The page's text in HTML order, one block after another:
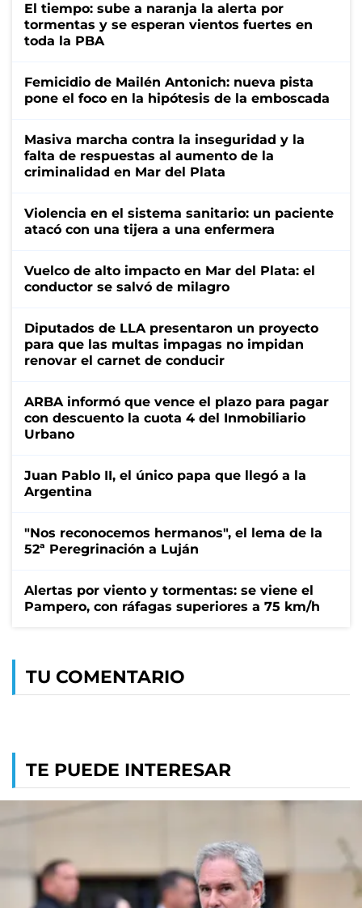
El tiempo: sube a naranja la alerta por
tormentas y se esperan vientos fuertes en
toda la PBA
Femicidio de Mailén Antonich: nueva pista
pone el foco en la hipótesis de la emboscada
Masiva marcha contra la inseguridad y la
falta de respuestas al aumento de la
criminalidad en Mar del Plata
Violencia en el sistema sanitario: un paciente
atacó con una tijera a una enfermera
Vuelco de alto impacto en Mar del Plata: el
conductor se salvó de milagro
Diputados de LLA presentaron un proyecto
para que las multas impagas no impidan
renovar el carnet de conducir
ARBA informó que vence el plazo para pagar
con descuento la cuota 4 del Inmobiliario
Urbano
Juan Pablo II, el único papa que llegó a la
Argentina
"Nos reconocemos hermanos", el lema de la
52ª Peregrinación a Luján
Alertas por viento y tormentas: se viene el
Pampero, con ráfagas superiores a 75 km/h
TU COMENTARIO
TE PUEDE INTERESAR